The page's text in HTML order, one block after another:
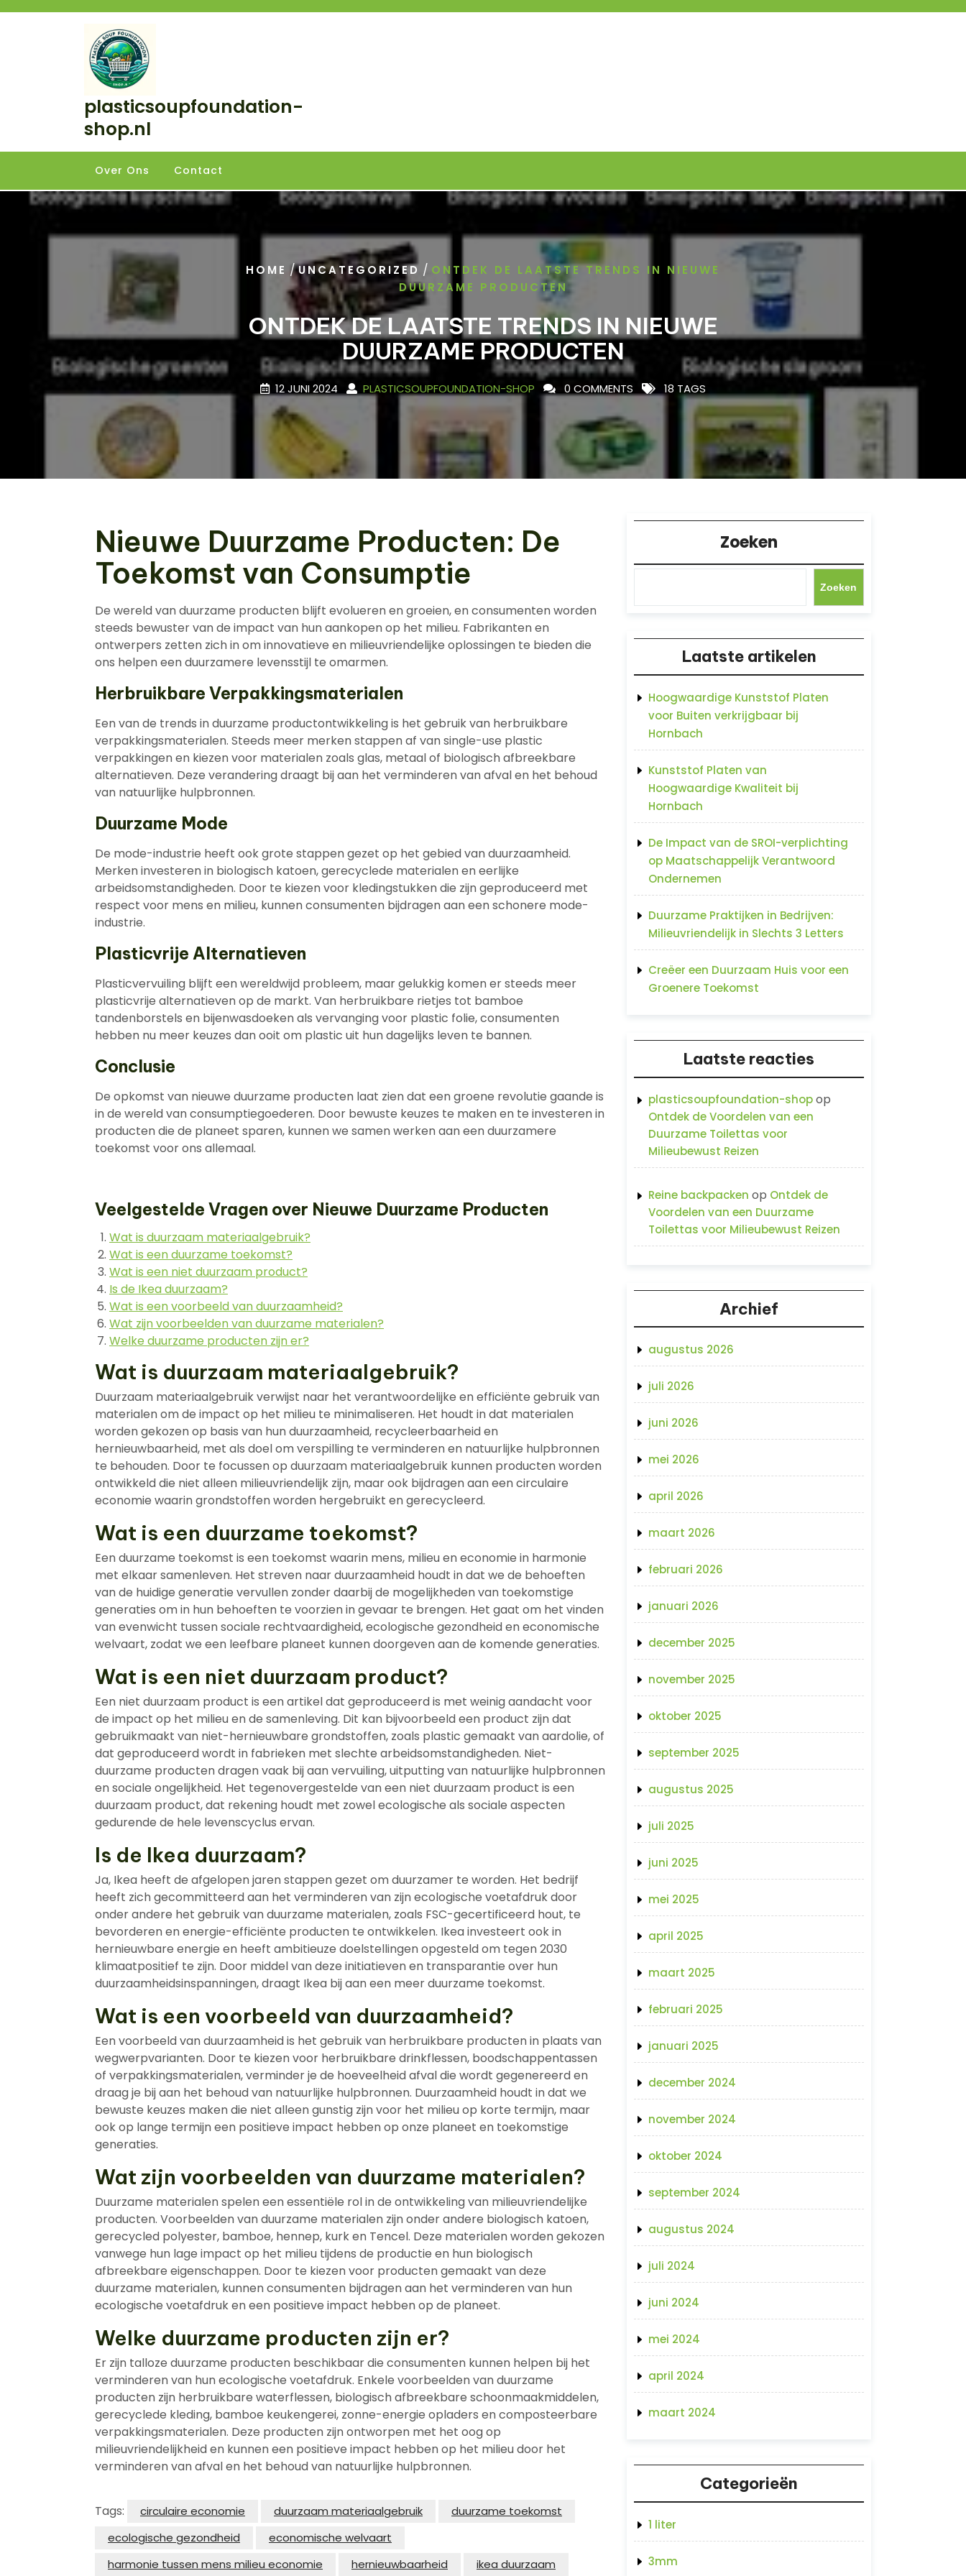
plasticsoupfoundation-
shop.nl
Over Ons Contact
HOME /UNCATEGORIZED / ONTDEK DE LAATSTE TRENDS IN NIEUWE
DUURZAME PRODUCTEN
ONTDEK DE LAATSTE TRENDS IN NIEUWE
DUURZAME PRODUCTEN
12 JUNI 2024 PLASTICSOUPFOUNDATION-SHOP 0 COMMENTS 18 TAGS
Nieuwe Duurzame Producten: De
Toekomst van Consumptie
De wereld van duurzame producten blijft evolueren en groeien, en consumenten worden
steeds bewuster van de impact van hun aankopen op het milieu. Fabrikanten en
ontwerpers zetten zich in om innovatieve en milieuvriendelijke oplossingen te bieden die
ons helpen een duurzamere levensstijl te omarmen.
Herbruikbare Verpakkingsmaterialen
Een van de trends in duurzame productontwikkeling is het gebruik van herbruikbare
verpakkingsmaterialen. Steeds meer merken stappen af van single-use plastic
verpakkingen en kiezen voor materialen zoals glas, metaal of biologisch afbreekbare
alternatieven. Deze verandering draagt bij aan het verminderen van afval en het behoud
van natuurlijke hulpbronnen.
Duurzame Mode
De mode-industrie heeft ook grote stappen gezet op het gebied van duurzaamheid.
Merken investeren in biologisch katoen, gerecyclede materialen en eerlijke
arbeidsomstandigheden. Door te kiezen voor kledingstukken die zijn geproduceerd met
respect voor mens en milieu, kunnen consumenten bijdragen aan een schonere mode-
industrie.
Plasticvrije Alternatieven
Plasticvervuiling blijft een wereldwijd probleem, maar gelukkig komen er steeds meer
plasticvrije alternatieven op de markt. Van herbruikbare rietjes tot bamboe
tandenborstels en bijenwasdoeken als vervanging voor plastic folie, consumenten
hebben nu meer keuzes dan ooit om plastic uit hun dagelijks leven te bannen.
Conclusie
De opkomst van nieuwe duurzame producten laat zien dat een groene revolutie gaande is
in de wereld van consumptiegoederen. Door bewuste keuzes te maken en te investeren in
producten die de planeet sparen, kunnen we samen werken aan een duurzamere
toekomst voor ons allemaal.
Veelgestelde Vragen over Nieuwe Duurzame Producten
Wat is duurzaam materiaalgebruik?
Wat is een duurzame toekomst?
Wat is een niet duurzaam product?
Is de Ikea duurzaam?
Wat is een voorbeeld van duurzaamheid?
Wat zijn voorbeelden van duurzame materialen?
Welke duurzame producten zijn er?
Wat is duurzaam materiaalgebruik?
Duurzaam materiaalgebruik verwijst naar het verantwoordelijke en efficiënte gebruik van
materialen om de impact op het milieu te minimaliseren. Het houdt in dat materialen
worden gekozen op basis van hun duurzaamheid, recycleerbaarheid en
hernieuwbaarheid, met als doel om verspilling te verminderen en natuurlijke hulpbronnen
te behouden. Door te focussen op duurzaam materiaalgebruik kunnen producten worden
ontwikkeld die niet alleen milieuvriendelijk zijn, maar ook bijdragen aan een circulaire
economie waarin grondstoffen worden hergebruikt en gerecycleerd.
Wat is een duurzame toekomst?
Een duurzame toekomst is een toekomst waarin mens, milieu en economie in harmonie
met elkaar samenleven. Het streven naar duurzaamheid houdt in dat we de behoeften
van de huidige generatie vervullen zonder daarbij de mogelijkheden van toekomstige
generaties om in hun behoeften te voorzien in gevaar te brengen. Het gaat om het vinden
van evenwicht tussen sociale rechtvaardigheid, ecologische gezondheid en economische
welvaart, zodat we een leefbare planeet kunnen doorgeven aan de komende generaties.
Wat is een niet duurzaam product?
Een niet duurzaam product is een artikel dat geproduceerd is met weinig aandacht voor
de impact op het milieu en de samenleving. Dit kan bijvoorbeeld een product zijn dat
gebruikmaakt van niet-hernieuwbare grondstoffen, zoals plastic gemaakt van aardolie, of
dat geproduceerd wordt in fabrieken met slechte arbeidsomstandigheden. Niet-
duurzame producten dragen vaak bij aan vervuiling, uitputting van natuurlijke hulpbronnen
en sociale ongelijkheid. Het tegenovergestelde van een niet duurzaam product is een
duurzaam product, dat rekening houdt met zowel ecologische als sociale aspecten
gedurende de hele levenscyclus ervan.
Is de Ikea duurzaam?
Ja, Ikea heeft de afgelopen jaren stappen gezet om duurzamer te worden. Het bedrijf
heeft zich gecommitteerd aan het verminderen van zijn ecologische voetafdruk door
onder andere het gebruik van duurzame materialen, zoals FSC-gecertificeerd hout, te
bevorderen en energie-efficiënte producten te ontwikkelen. Ikea investeert ook in
hernieuwbare energie en heeft ambitieuze doelstellingen opgesteld om tegen 2030
klimaatpositief te zijn. Door middel van deze initiatieven en transparantie over hun
duurzaamheidsinspanningen, draagt Ikea bij aan een meer duurzame toekomst.
Wat is een voorbeeld van duurzaamheid?
Een voorbeeld van duurzaamheid is het gebruik van herbruikbare producten in plaats van
wegwerpvarianten. Door te kiezen voor herbruikbare drinkflessen, boodschappentassen
of verpakkingsmaterialen, verminder je de hoeveelheid afval die wordt gegenereerd en
draag je bij aan het behoud van natuurlijke hulpbronnen. Duurzaamheid houdt in dat we
bewuste keuzes maken die niet alleen gunstig zijn voor het milieu op korte termijn, maar
ook op lange termijn een positieve impact hebben op onze planeet en toekomstige
generaties.
Wat zijn voorbeelden van duurzame materialen?
Duurzame materialen spelen een essentiële rol in de ontwikkeling van milieuvriendelijke
producten. Voorbeelden van duurzame materialen zijn onder andere biologisch katoen,
gerecycled polyester, bamboe, hennep, kurk en Tencel. Deze materialen worden gekozen
vanwege hun lage impact op het milieu tijdens de productie en hun biologisch
afbreekbare eigenschappen. Door te kiezen voor producten gemaakt van deze
duurzame materialen, kunnen consumenten bijdragen aan het verminderen van hun
ecologische voetafdruk en een positieve impact hebben op de planeet.
Welke duurzame producten zijn er?
Er zijn talloze duurzame producten beschikbaar die consumenten kunnen helpen bij het
verminderen van hun ecologische voetafdruk. Enkele voorbeelden van duurzame
producten zijn herbruikbare waterflessen, biologisch afbreekbare schoonmaakmiddelen,
gerecyclede kleding, bamboe keukengerei, zonne-energie opladers en composteerbare
verpakkingsmaterialen. Deze producten zijn ontworpen met het oog op
milieuvriendelijkheid en kunnen een positieve impact hebben op het milieu door het
verminderen van afval en het behoud van natuurlijke hulpbronnen.
Tags: circulaire economie duurzaam materiaalgebruik
duurzame toekomst
ecologische gezondheid
economische welvaart
harmonie tussen mens milieu economie
hernieuwbaarheid ikea duurzaam
Zoeken
Zoeken
Laatste artikelen
Hoogwaardige Kunststof Platen
voor Buiten verkrijgbaar bij
Hornbach
Kunststof Platen van
Hoogwaardige Kwaliteit bij
Hornbach
De Impact van de SROI-verplichting
op Maatschappelijk Verantwoord
Ondernemen
Duurzame Praktijken in Bedrijven:
Milieuvriendelijk in Slechts 3 Letters
Creëer een Duurzaam Huis voor een
Groenere Toekomst
Laatste reacties
plasticsoupfoundation-shopop
Ontdek de Voordelen van een
Duurzame Toilettas voor
Milieubewust Reizen
Reine backpacken op Ontdek de
Voordelen van een Duurzame
Toilettas voor Milieubewust Reizen
Archief
augustus 2026
juli 2026
juni 2026
mei 2026
april 2026
maart 2026
februari 2026
januari 2026
december 2025
november 2025
oktober 2025
september 2025
augustus 2025
juli 2025
juni 2025
mei 2025
april 2025
maart 2025
februari 2025
januari 2025
december 2024
november 2024
oktober 2024
september 2024
augustus 2024
juli 2024
juni 2024
mei 2024
april 2024
maart 2024
Categorieën
1 liter
3mm